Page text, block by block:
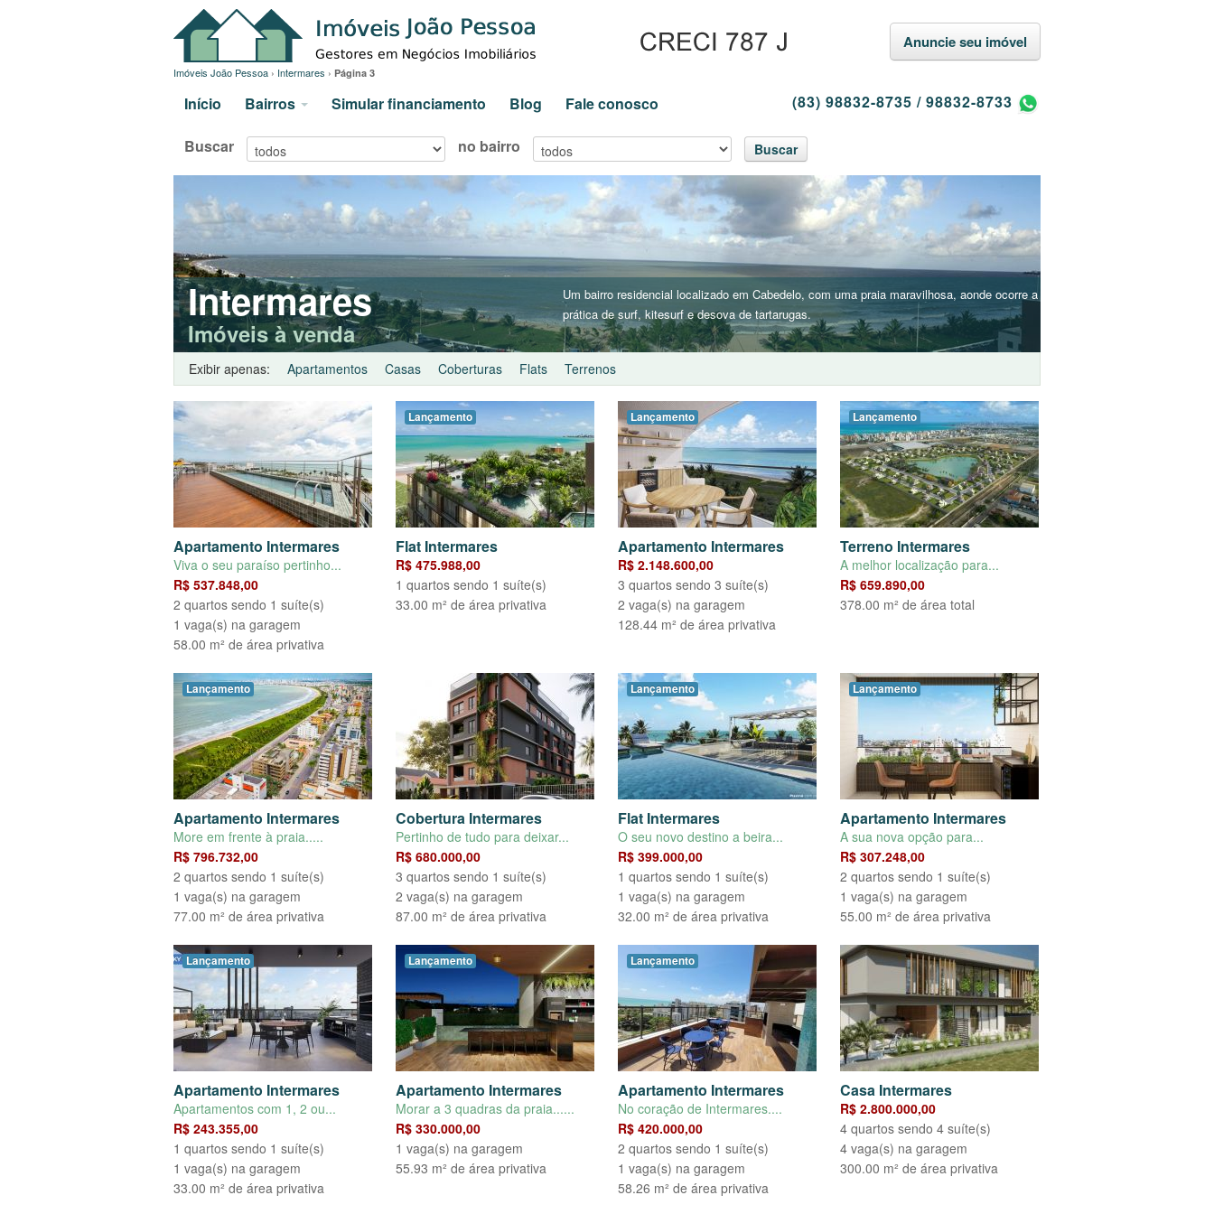
Anuncie seu imóvel
Imóveis João Pessoa › Intermares › Página 3
Início Bairros Simular financiamento Blog Fale conosco (83) 98832-8735 / 98832-8733
Buscar no bairro Buscar
Um bairro residencial localizado em Cabedelo, com uma praia maravilhosa, aonde ocorre a
prática de surf, kitesurf e desova de tartarugas.
Intermares
Imóveis à venda
Exibir apenas: Apartamentos Casas Coberturas Flats Terrenos
Apartamento Intermares
Viva o seu paraíso pertinho...
R$ 537.848,00
2 quartos sendo 1 suíte(s)
1 vaga(s) na garagem
58.00 m² de área privativa
Lançamento
Flat Intermares
R$ 475.988,00
1 quartos sendo 1 suíte(s)
33.00 m² de área privativa
Lançamento
Apartamento Intermares
R$ 2.148.600,00
3 quartos sendo 3 suíte(s)
2 vaga(s) na garagem
128.44 m² de área privativa
Lançamento
Terreno Intermares
A melhor localização para...
R$ 659.890,00
378.00 m² de área total
Lançamento
Apartamento Intermares
More em frente à praia.....
R$ 796.732,00
2 quartos sendo 1 suíte(s)
1 vaga(s) na garagem
77.00 m² de área privativa
Cobertura Intermares
Pertinho de tudo para deixar...
R$ 680.000,00
3 quartos sendo 1 suíte(s)
2 vaga(s) na garagem
87.00 m² de área privativa
Lançamento
Flat Intermares
O seu novo destino a beira...
R$ 399.000,00
1 quartos sendo 1 suíte(s)
1 vaga(s) na garagem
32.00 m² de área privativa
Lançamento
Apartamento Intermares
A sua nova opção para...
R$ 307.248,00
2 quartos sendo 1 suíte(s)
1 vaga(s) na garagem
55.00 m² de área privativa
Lançamento
Apartamento Intermares
Apartamentos com 1, 2 ou...
R$ 243.355,00
1 quartos sendo 1 suíte(s)
1 vaga(s) na garagem
33.00 m² de área privativa
Lançamento
Apartamento Intermares
Morar a 3 quadras da praia......
R$ 330.000,00
1 vaga(s) na garagem
55.93 m² de área privativa
Lançamento
Apartamento Intermares
No coração de Intermares....
R$ 420.000,00
2 quartos sendo 1 suíte(s)
1 vaga(s) na garagem
58.26 m² de área privativa
Casa Intermares
R$ 2.800.000,00
4 quartos sendo 4 suíte(s)
4 vaga(s) na garagem
300.00 m² de área privativa